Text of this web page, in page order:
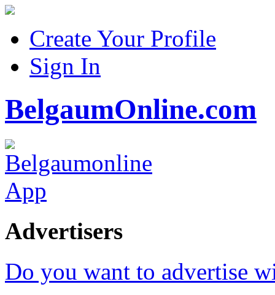
Create Your Profile
Sign In
BelgaumOnline.com
Advertisers
Do you want to advertise